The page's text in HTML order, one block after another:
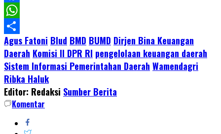
Facebook
WhatsApp
Share
Agus Fatoni Blud BMD BUMD Dirjen Bina Keuangan
Daerah Komisi II DPR RI pengelolaan keuangan daerah
Sistem Informasi Pemerintahan Daerah Wamendagri
Ribka Haluk
Editor: Redaksi Sumber Berita
Komentar